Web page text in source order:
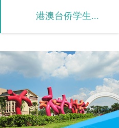
港澳台侨学生...